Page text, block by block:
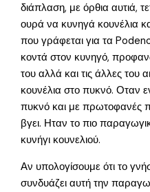
διάπλαση, με όρθια αυτιά,
ουρά να κυνηγά κουνέλια
που γράφεται για τα
κοντά στον κυνηγό,
του αλλά και τις άλλες του
κουνέλια στο πυκνό. Οταν
πυκνό και με πρωτοφανές
βγει. Ηταν το πιο
κυνήγι κουνελιού.
Αν υπολογίσουμε ότι το
συνδυάζει αυτή την